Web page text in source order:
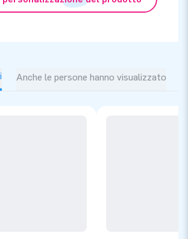
Anche le persone hanno visualizzato